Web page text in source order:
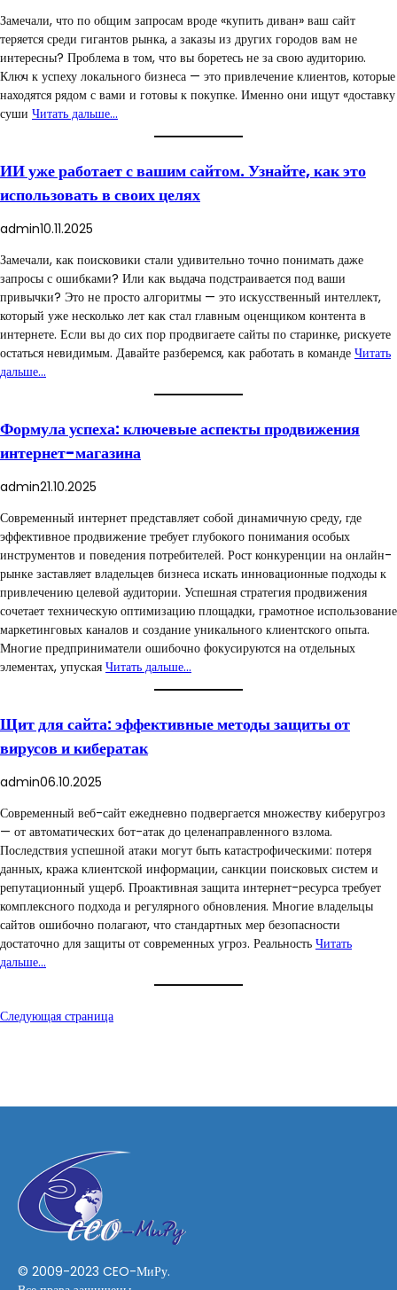
Замечали, что по общим запросам вроде «купить диван» ваш сайт
теряется среди гигантов рынка, а заказы из других городов вам не
интересны? Проблема в том, что вы боретесь не за свою аудиторию.
Ключ к успеху локального бизнеса — это привлечение клиентов, которые
находятся рядом с вами и готовы к покупке. Именно они ищут «доставку
суши Читать дальше…
ИИ уже работает с вашим сайтом. Узнайте, как это
использовать в своих целях
admin10.11.2025
Замечали, как поисковики стали удивительно точно понимать даже
запросы с ошибками? Или как выдача подстраивается под ваши
привычки? Это не просто алгоритмы — это искусственный интеллект,
который уже несколько лет как стал главным оценщиком контента в
интернете. Если вы до сих пор продвигаете сайты по старинке, рискуете
остаться невидимым. Давайте разберемся, как работать в команде Читать
дальше…
Формула успеха: ключевые аспекты продвижения
интернет-магазина
admin21.10.2025
Современный интернет представляет собой динамичную среду, где
эффективное продвижение требует глубокого понимания особых
инструментов и поведения потребителей. Рост конкуренции на онлайн-
рынке заставляет владельцев бизнеса искать инновационные подходы к
привлечению целевой аудитории. Успешная стратегия продвижения
сочетает техническую оптимизацию площадки, грамотное использование
маркетинговых каналов и создание уникального клиентского опыта.
Многие предприниматели ошибочно фокусируются на отдельных
элементах, упуская Читать дальше…
Щит для сайта: эффективные методы защиты от
вирусов и кибератак
admin06.10.2025
Современный веб-сайт ежедневно подвергается множеству киберугроз
— от автоматических бот-атак до целенаправленного взлома.
Последствия успешной атаки могут быть катастрофическими: потеря
данных, кража клиентской информации, санкции поисковых систем и
репутационный ущерб. Проактивная защита интернет-ресурса требует
комплексного подхода и регулярного обновления. Многие владельцы
сайтов ошибочно полагают, что стандартных мер безопасности
достаточно для защиты от современных угроз. Реальность Читать
дальше…
Следующая страница
© 2009-2023 CEO-МиРу.